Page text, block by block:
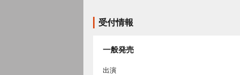
受付情報
一般発売
出演